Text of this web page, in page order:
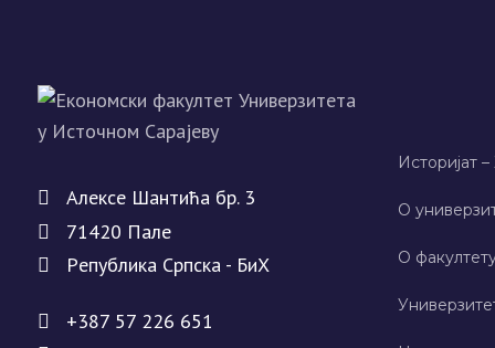
Алeксe Шантића бр. 3
71420 Палe
Рeпублика Српска - БиХ
+387 57 226 651
Историјат
О
О